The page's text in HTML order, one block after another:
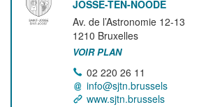
JOSSE-TEN-NOODE
Av. de l’Astronomie 12-13
1210 Bruxelles
VOIR PLAN
02 220 26 11
info@sjtn.brussels
www.sjtn.brussels